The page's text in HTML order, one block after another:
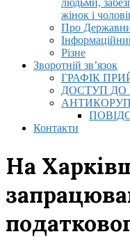
людьми,
жінок і
Про
Різне
Зворотній зв’язок
ГРАФІК
ДОСТУП ДО
Контакти
На